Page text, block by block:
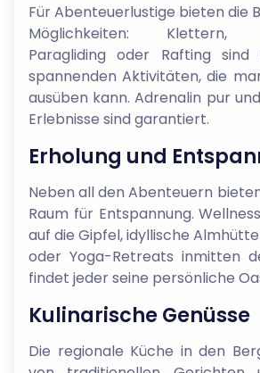
Für Abenteuerlustige bieten die
Möglichkeiten: Klettern,
Paragliding oder Rafting
spannenden Aktivitäten, die
ausüben kann. Adrenalin pur
Erlebnisse sind garantiert.
Erholung und
Neben all den Abenteuern
Raum für Entspannung.
auf die Gipfel, idyllische
oder Yoga-Retreats inmitten
findet jeder seine persönliche
Kulinarische Genüsse
Die regionale Küche in den